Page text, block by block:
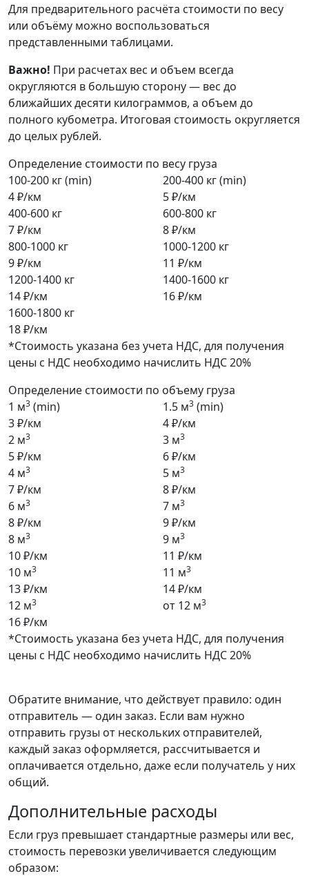
Для предварительного расчёта стоимости по весу
или объёму можно воспользоваться
представленными таблицами.
Важно! При расчетах вес и объем всегда
округляются в большую сторону — вес до
ближайших десяти килограммов, а объем до
полного кубометра. Итоговая стоимость округляется
до целых рублей.
Определение стоимости по весу груза
100-200 кг (min)
4 ₽/км
200-400 кг (min)
5 ₽/км
400-600 кг
7 ₽/км
600-800 кг
8 ₽/км
800-1000 кг
9 ₽/км
1000-1200 кг
11 ₽/км
1200-1400 кг
14 ₽/км
1400-1600 кг
16 ₽/км
1600-1800 кг
18 ₽/км
*Стоимость указана без учета НДС, для получения
цены с НДС необходимо начислить НДС 20%
Определение стоимости по объему груза
1 м3 (min)
3 ₽/км
1.5 м3 (min)
4 ₽/км
2 м3
5 ₽/км
3 м3
6 ₽/км
4 м3
7 ₽/км
5 м3
8 ₽/км
6 м3
8 ₽/км
7 м3
9 ₽/км
8 м3
10 ₽/км
9 м3
11 ₽/км
10 м3
13 ₽/км
11 м3
14 ₽/км
12 м3
16 ₽/км
от 12 м3
*Стоимость указана без учета НДС, для получения
цены с НДС необходимо начислить НДС 20%
Обратите внимание, что действует правило: один
отправитель — один заказ. Если вам нужно
отправить грузы от нескольких отправителей,
каждый заказ оформляется, рассчитывается и
оплачивается отдельно, даже если получатель у них
общий.
Дополнительные расходы
Если груз превышает стандартные размеры или вес,
стоимость перевозки увеличивается следующим
образом: